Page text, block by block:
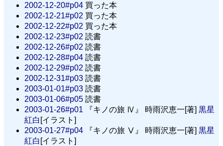
2002-12-20#p04 買った本
2002-12-21#p02 買った本
2002-12-22#p02 買った本
2002-12-23#p02 読書
2002-12-26#p02 読書
2002-12-28#p04 読書
2002-12-29#p02 読書
2002-12-31#p03 読書
2003-01-01#p03 読書
2003-01-06#p05 読書
2003-01-26#p01 『キノの旅 Ⅳ』 時雨沢恵一[著] 黒星
紅白 [イラスト]
2003-01-27#p04 『キノの旅 Ⅴ』 時雨沢恵一[著] 黒星
紅白 [イラスト]